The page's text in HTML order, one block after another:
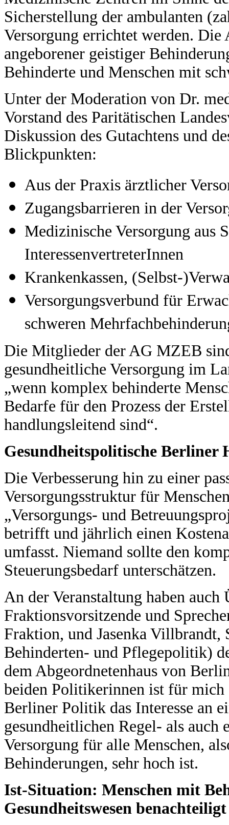
Sicherstellung der ambulanten
Versorgung errichtet werden. Die
angeborener geistiger
Behinderte und Menschen mit
Unter der Moderation von Dr.
Vorstand des Paritätischen
Diskussion des Gutachtens und
Blickpunkten:
Aus der Praxis ärztlicher
Zugangsbarrieren in der
Medizinische Versorgung aus
InteressenvertreterInnen
Krankenkassen, (Selbst-
Versorgungsverbund für
schweren
Die Mitglieder der AG MZEB
gesundheitliche Versorgung im
„wenn komplex behinderte
Bedarfe für den Prozess der
handlungsleitend sind“.
Gesundheitspolitische Berliner
Die Verbesserung hin zu einer
Versorgungsstruktur für
„Versorgungs- und
betrifft und jährlich einen
umfasst. Niemand sollte den
Steuerungsbedarf unterschätzen.
An der Veranstaltung haben
Fraktionsvorsitzende und
Fraktion, und Jasenka
Behinderten- und Pflegepolitik)
dem Abgeordnetenhaus von
beiden Politikerinnen ist für mich
Berliner Politik das Interesse an
gesundheitlichen Regel- als auch
Versorgung für alle Menschen,
Behinderungen, sehr hoch ist.
Ist-Situation: Menschen mit
Gesundheitswesen benachteiligt